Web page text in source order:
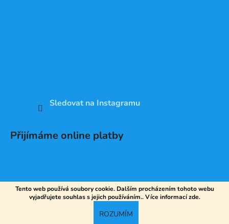
Tento web používá soubory cookie. Dalším procházením tohoto webu
vyjadřujete souhlas s jejich používáním.. Více informacízde.
ROZUMÍM
Sledovat na Instagramu
Přijímáme online platby
Vytvořil Shoptet
DV SPORT. Všechna práva vyhrazena.